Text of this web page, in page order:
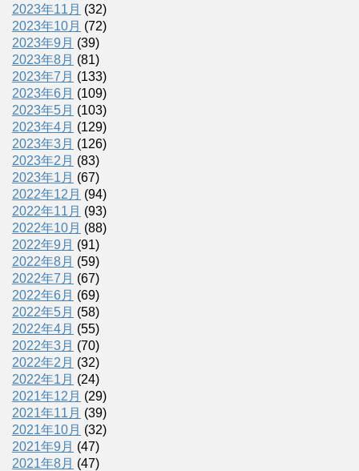
2023年11月 (32)
2023年10月 (72)
2023年9月 (39)
2023年8月 (81)
2023年7月 (133)
2023年6月 (109)
2023年5月 (103)
2023年4月 (129)
2023年3月 (126)
2023年2月 (83)
2023年1月 (67)
2022年12月 (94)
2022年11月 (93)
2022年10月 (88)
2022年9月 (91)
2022年8月 (59)
2022年7月 (67)
2022年6月 (69)
2022年5月 (58)
2022年4月 (55)
2022年3月 (70)
2022年2月 (32)
2022年1月 (24)
2021年12月 (29)
2021年11月 (39)
2021年10月 (32)
2021年9月 (47)
2021年8月 (47)